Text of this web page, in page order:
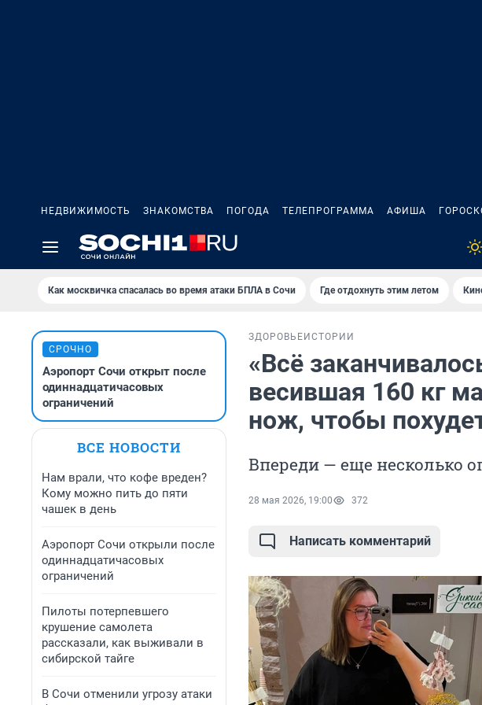
НЕДВИЖИМОСТЬ ЗНАКОМСТВА ПОГОДА ТЕЛЕПРОГРАММА АФИША
Как москвичка спасалась во время атаки БПЛА в Сочи Где отдохнуть этим летом
СРОЧНО
Аэропорт Сочи открыт после
одиннадцатичасовых
ограничений
ВСЕ НОВОСТИ
Нам врали, что кофе вреден?
Кому можно пить до пяти
чашек в день
Аэропорт Сочи открыли после
одиннадцатичасовых
ограничений
Пилоты потерпевшего
крушение самолета
рассказали, как выживали в
сибирской тайге
В Сочи отменили угрозу атаки
ЗДОРОВЬЕ ИСТОРИИ
«Всё
весившая 160 кг
нож, чтобы
Впереди — еще несколько
28 мая 2026, 19:00 372
Написать комментарий